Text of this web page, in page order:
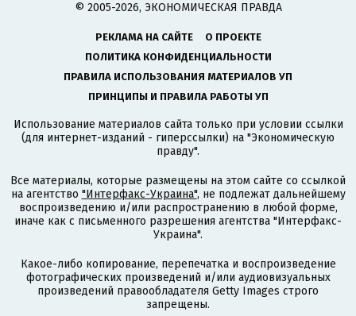
© 2005-2026, ЭКОНОМИЧЕСКАЯ ПРАВДА
РЕКЛАМА НА САЙТЕ
О ПРОЕКТЕ
ПОЛИТИКА КОНФИДЕНЦИАЛЬНОСТИ
ПРАВИЛА ИСПОЛЬЗОВАНИЯ МАТЕРИАЛОВ УП
ПРИНЦИПЫ И ПРАВИЛА РАБОТЫ УП
Использование материалов сайта только при условии ссылки
(для интернет-изданий - гиперссылки) на "Экономическую
правду".
Все материалы, которые размещены на этом сайте со ссылкой
на агентство "Интерфакс-Украина", не подлежат дальнейшему
воспроизведению и/или распространению в любой форме,
иначе как с письменного разрешения агентства "Интерфакс-
Украина".
Какое-либо копирование, перепечатка и воспроизведение
фотографических произведений и/или аудиовизуальных
произведений правообладателя Getty Images строго
запрещены.